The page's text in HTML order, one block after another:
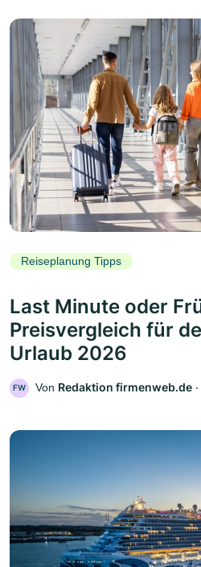
Reiseplanung Tipps
Last Minute oder
Preisvergleich für
Urlaub 2026
FW Von Redaktion firmenweb.de ‧